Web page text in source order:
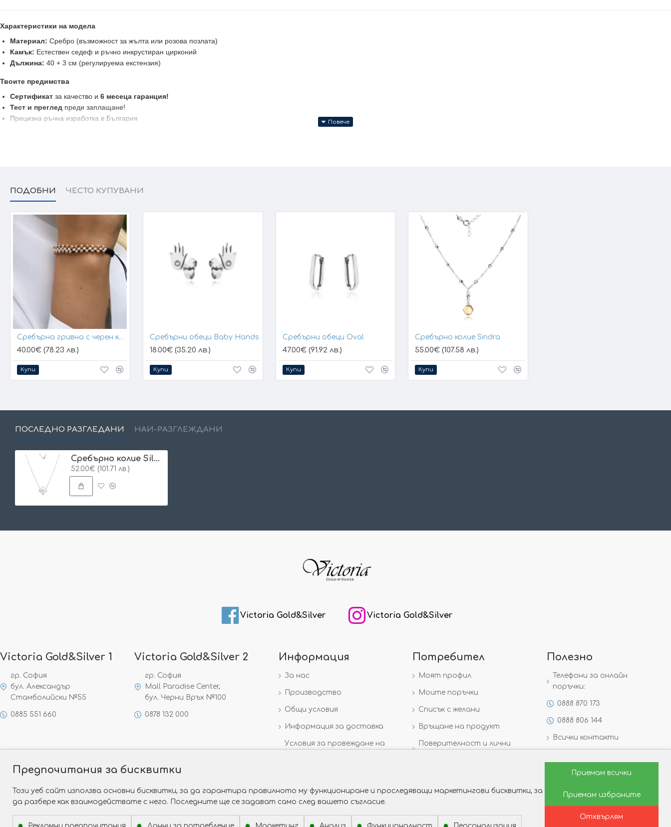
Характеристики на модела
Материал: Сребро (възможност за жълта или розова позлата)
Камък: Естествен седеф и ръчно инкрустиран цирконий
Дължина: 40 + 3 см (регулируема екстензия)
Твоите предимства
Сертификат за качество и 6 месеца гаранция!
Тест и преглед преди заплащане!
Прецизна ръчна изработка в България
ПОДОБНИ ЧЕСТО КУПУВАНИ
Сребърна гривна с черен конец и позлатени топчета
40.00€ (78.23 лв.)
Купи
Сребърни обеци Baby Hands
18.00€ (35.20 лв.)
Купи
Сребърни обеци Oval
47.00€ (91.92 лв.)
Купи
Сребърно колие Sindra
55.00€ (107.58 лв.)
Купи
ПОСЛЕДНО РАЗГЛЕДАНИ НАЙ-РАЗГЛЕЖДАНИ
Сребърно колие Silver Clover
52.00€ (101.71 лв.)
Victoria Gold&Silver Victoria Gold&Silver
Victoria Gold&Silver 1
гр. София
бул. Александър
Стамболийски №55
0885 551 660
Victoria Gold&Silver 2
гр. София
Mall Paradise Center,
бул. Черни Връх №100
0878 132 000
Информация
За нас
Производство
Общи условия
Информация за доставка
Условия за провеждане на
Потребител
Моят профил
Моите поръчки
Списък с желани
Връщане на продукт
Поверителност и лични
Полезно
Телефони за онлайн
поръчки:
0888 870 173
0888 806 144
Всички контакти
Защо да изберете Victoria
Как да изберем годежен
Предпочитания за бисквитки
Този уеб сайт използва основни бисквитки, за да гарантира правилното му функциониране и проследяващи маркетингови бисквитки, за
да разбере как взаимодействате с него. Последните ще се задават само след вашето съгласие.
Приемам всички
Приемам избраните
Отхвърлям